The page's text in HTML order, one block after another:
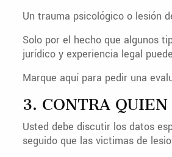
Un trauma psicológico o lesión
Solo por el hecho que algunos
jurídico y experiencia legal
Marque aquí para pedir una
3. CONTRA
Usted debe discutir los datos
seguido que las victimas de